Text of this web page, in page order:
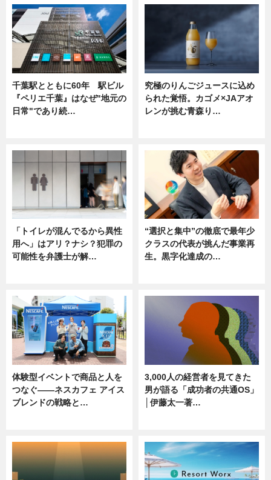
千葉駅とともに60年 駅ビル
『ペリエ千葉』はなぜ"地元の
日常"であり続…
究極のりんごジュースに込め
られた覚悟。カゴメ×JAアオ
レンが挑む青森り…
「トイレが混んでるから異性
用へ」はアリ？ナシ？犯罪の
可能性を弁護士が解…
“選択と集中”の徹底で最年少
クラスの代表が挑んだ事業再
生。黒字化達成の…
体験型イベントで商品と人を
つなぐ――ネスカフェ アイス
ブレンドの戦略と…
3,000人の経営者を見てきた
男が語る「成功者の共通OS」
│伊藤太一著…